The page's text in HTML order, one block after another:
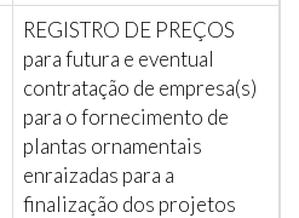
REGISTRO DE PREÇOS
para futura e eventual
contratação de empresa(s)
para o fornecimento de
plantas ornamentais
enraizadas para a
finalização dos projetos